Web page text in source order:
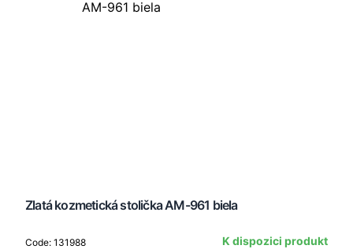
Zlatá kozmetická stolička AM-961 biela
Code: 131988
K dispozici produkt